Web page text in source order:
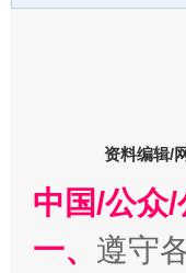
资料编辑/
中国/公众
一、 遵守